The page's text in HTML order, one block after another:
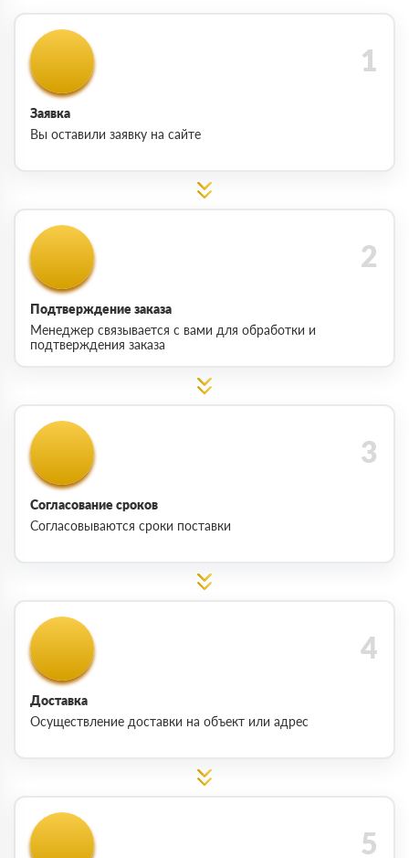
Заявка
Вы оставили заявку на сайте
Подтверждение заказа
Менеджер связывается с вами для обработки и
подтверждения заказа
Согласование сроков
Согласовываются сроки поставки
Доставка
Осуществление доставки на объект или адрес